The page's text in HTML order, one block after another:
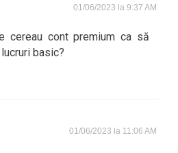
01/06/2023 la 9:37 AM
cereau cont premium ca să
basic?
01/06/2023 la 11:06 AM